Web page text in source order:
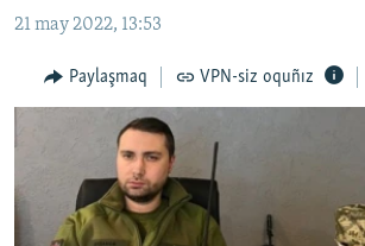
Qıdıruvğa
qaytmaq
MEDENİYET
İNSAN AQLARI
BLOGLAR
21 may 2022, 13:53
Paylaşmaq VPN-siz oquñız